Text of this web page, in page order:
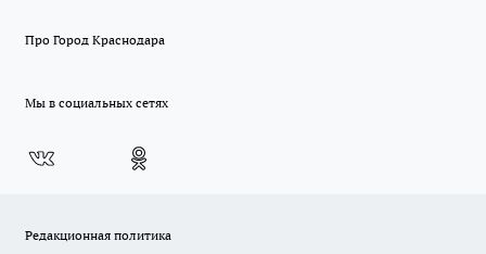
Про Город Краснодара
Мы в социальных сетях
Редакционная политика